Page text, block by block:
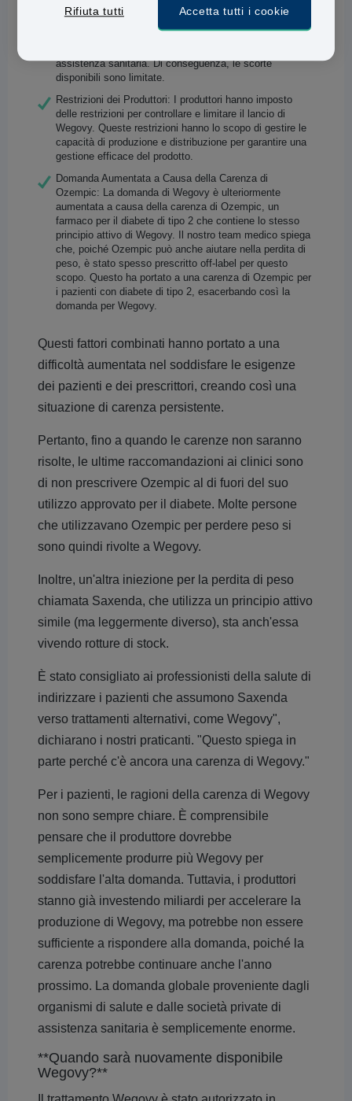
Nuovo Farmaco con Alta Domanda: Wegovy è un
farmaco relativamente nuovo sul mercato e sta
riscontrando una domanda molto elevata sia da parte dei
assistenza sanitaria. Di conseguenza, le scorte
disponibili sono limitate.
Restrizioni dei Produttori: I produttori hanno imposto
delle restrizioni per controllare e limitare il lancio di
Wegovy. Queste restrizioni hanno lo scopo di gestire le
capacità di produzione e distribuzione per garantire una
gestione efficace del prodotto.
Domanda Aumentata a Causa della Carenza di
Ozempic: La domanda di Wegovy è ulteriormente
aumentata a causa della carenza di Ozempic, un
farmaco per il diabete di tipo 2 che contiene lo stesso
principio attivo di Wegovy. Il nostro team medico spiega
che, poiché Ozempic può anche aiutare nella perdita di
peso, è stato spesso prescritto off-label per questo
scopo. Questo ha portato a una carenza di Ozempic per
i pazienti con diabete di tipo 2, esacerbando così la
domanda per Wegovy.
Questi fattori combinati hanno portato a una
difficoltà aumentata nel soddisfare le esigenze
dei pazienti e dei prescrittori, creando così una
situazione di carenza persistente.
Pertanto, fino a quando le carenze non saranno
risolte, le ultime raccomandazioni ai clinici sono
di non prescrivere Ozempic al di fuori del suo
utilizzo approvato per il diabete. Molte persone
che utilizzavano Ozempic per perdere peso si
sono quindi rivolte a Wegovy.
Inoltre, un'altra iniezione per la perdita di peso
chiamata Saxenda, che utilizza un principio attivo
simile (ma leggermente diverso), sta anch'essa
vivendo rotture di stock.
È stato consigliato ai professionisti della salute di
indirizzare i pazienti che assumono Saxenda
verso trattamenti alternativi, come Wegovy",
dichiarano i nostri praticanti. "Questo spiega in
parte perché c'è ancora una carenza di Wegovy."
Per i pazienti, le ragioni della carenza di Wegovy
non sono sempre chiare. È comprensibile
pensare che il produttore dovrebbe
semplicemente produrre più Wegovy per
soddisfare l'alta domanda. Tuttavia, i produttori
stanno già investendo miliardi per accelerare la
produzione di Wegovy, ma potrebbe non essere
sufficiente a rispondere alla domanda, poiché la
carenza potrebbe continuare anche l'anno
prossimo. La domanda globale proveniente dagli
organismi di salute e dalle società private di
assistenza sanitaria è semplicemente enorme.
**Quando sarà nuovamente disponibile
Wegovy?**
Rifiuta tutti Accetta tutti i cookie